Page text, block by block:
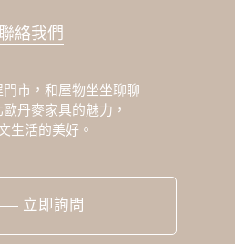
聯絡我們
市，和屋物坐坐聊聊
丹麥家具的魅力，
生活的美好。
立即詢問